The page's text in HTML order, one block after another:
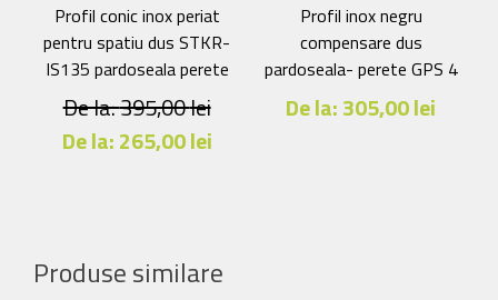
Opțiunile
pot
fi
alese
în
pagina
pot
fi
alese
în
pagina
Profil conic inox periat
pentru spatiu dus STKR-
IS135 pardoseala perete
De la:395,00lei
De la:265,00lei
mai
multe
Profil inox negru
compensare dus
pardoseala- perete GPS 4
De la:305,00lei
Produse similare